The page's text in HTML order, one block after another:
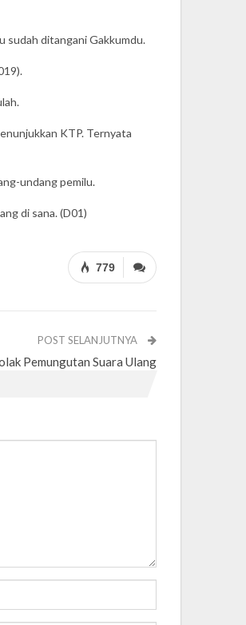
sudah ditangani Gakkumdu.
KTP. Ternyata
undang pemilu.
di sana. (D01)
779
POST SELANJUTNYA
Pemungutan Suara Ulang